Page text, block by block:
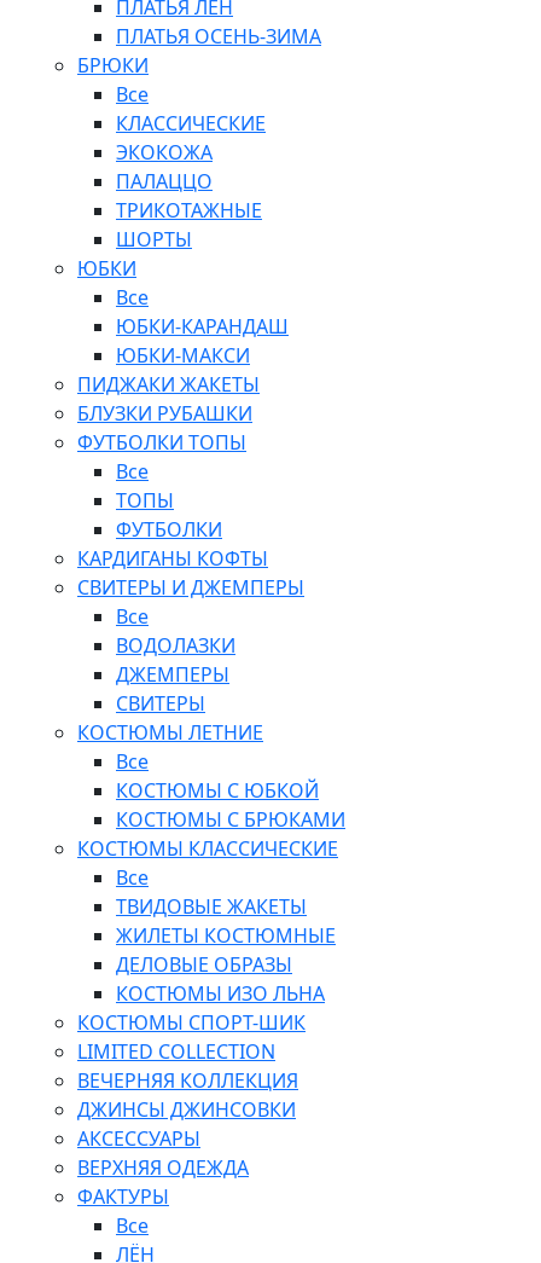
ПЛАТЬЯ ЛЁН
ПЛАТЬЯ ОСЕНЬ-ЗИМА
БРЮКИ
Все
КЛАССИЧЕСКИЕ
ЭКОКОЖА
ПАЛАЦЦО
ТРИКОТАЖНЫЕ
ШОРТЫ
ЮБКИ
Все
ЮБКИ-КАРАНДАШ
ЮБКИ-МАКСИ
ПИДЖАКИ ЖАКЕТЫ
БЛУЗКИ РУБАШКИ
ФУТБОЛКИ ТОПЫ
Все
ТОПЫ
ФУТБОЛКИ
КАРДИГАНЫ КОФТЫ
СВИТЕРЫ И ДЖЕМПЕРЫ
Все
ВОДОЛАЗКИ
ДЖЕМПЕРЫ
СВИТЕРЫ
КОСТЮМЫ ЛЕТНИЕ
Все
КОСТЮМЫ С ЮБКОЙ
КОСТЮМЫ С БРЮКАМИ
КОСТЮМЫ КЛАССИЧЕСКИЕ
Все
ТВИДОВЫЕ ЖАКЕТЫ
ЖИЛЕТЫ КОСТЮМНЫЕ
ДЕЛОВЫЕ ОБРАЗЫ
КОСТЮМЫ ИЗО ЛЬНА
КОСТЮМЫ СПОРТ-ШИК
LIMITED COLLECTION
ВЕЧЕРНЯЯ КОЛЛЕКЦИЯ
ДЖИНСЫ ДЖИНСОВКИ
АКСЕССУАРЫ
ВЕРХНЯЯ ОДЕЖДА
ФАКТУРЫ
Все
ЛЁН